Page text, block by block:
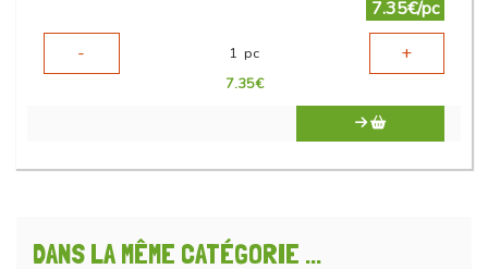
7.35€/pc
-
1 pc +
7.35€
DANS LA MÊME CATÉGORIE ...